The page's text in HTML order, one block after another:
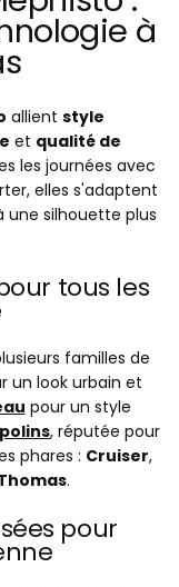
à
allient style
et qualité de
les journées avec
elles s'adaptent
une silhouette plus
tous les
familles de
un look urbain et
pour un style
, réputée pour
phares : Cruiser,
.
pour